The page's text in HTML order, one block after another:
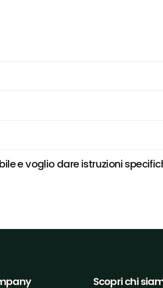
e voglio dare istruzioni
Scopri chi